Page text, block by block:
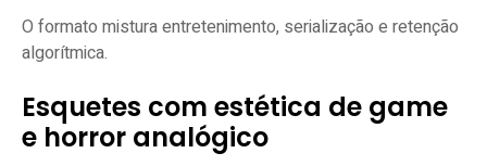
O formato mistura entretenimento, serialização e retenção
algorítmica.
Esquetes com estética de game
e horror analógico